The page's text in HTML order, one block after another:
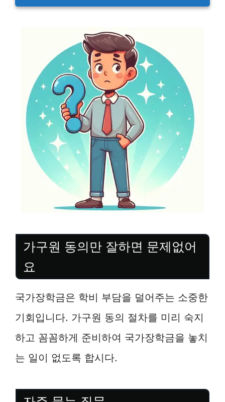
가구원 동의만 잘하면 문제없어
요
국가장학금은 학비 부담을 덜어주는 소중한
기회입니다. 가구원 동의 절차를 미리 숙지
하고 꼼꼼하게 준비하여 국가장학금을 놓치
는 일이 없도록 합시다.